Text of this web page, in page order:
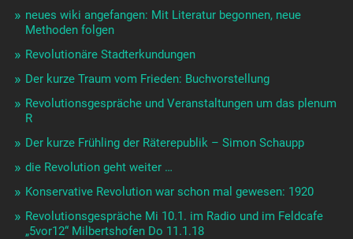
neues wiki angefangen: Mit Literatur begonnen, neue
Methoden folgen
Revolutionäre Stadterkundungen
Der kurze Traum vom Frieden: Buchvorstellung
Revolutionsgespräche und Veranstaltungen um das plenum
R
Der kurze Frühling der Räterepublik – Simon Schaupp
die Revolution geht weiter …
Konservative Revolution war schon mal gewesen: 1920
Revolutionsgespräche Mi 10.1. im Radio und im Feldcafe
„5vor12“ Milbertshofen Do 11.1.18